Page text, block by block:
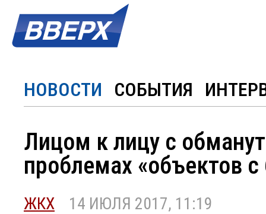
НОВОСТИ СОБЫТИЯ
Лицом к лицу с
проблемах «объектов
ЖКХ 14 ИЮЛЯ 2017, 11:19